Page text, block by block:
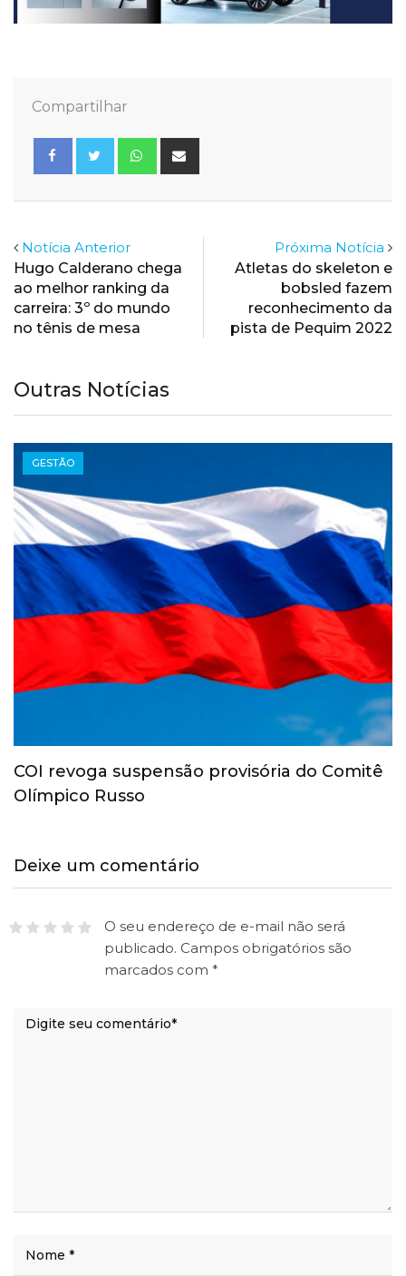
Compartilhar
Whatsapp
Notícia Anterior
Hugo Calderano chega
ao melhor ranking da
carreira: 3º do mundo
no tênis de mesa
Próxima Notícia
Atletas do skeleton e
bobsled fazem
reconhecimento da
pista de Pequim 2022
Outras Notícias
GESTÃO
COI revoga suspensão provisória do Comitê
Olímpico Russo
Deixe um comentário
O seu endereço de e-mail não será
publicado. Campos obrigatórios são
marcados com *